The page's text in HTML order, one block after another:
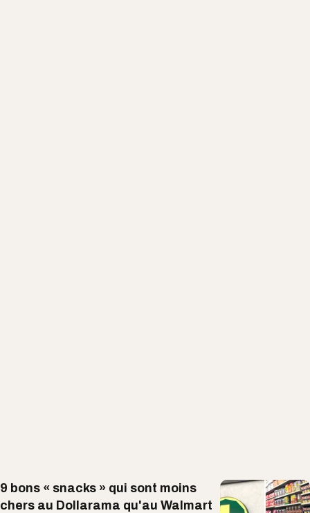
9 bons « snacks » qui sont moins
chers au Dollarama qu'au Walmart